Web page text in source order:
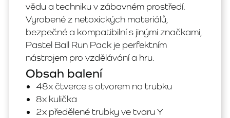
vědu a techniku v zábavném prostředí.
Vyrobené z netoxických materiálů,
bezpečné a kompatibilní s jinými značkami,
Pastel Ball Run Pack je perfektním
nástrojem pro vzdělávání a hru.
Obsah balení
48x čtverce s otvorem na trubku
8x kulička
2x předělené trubky ve tvaru Y